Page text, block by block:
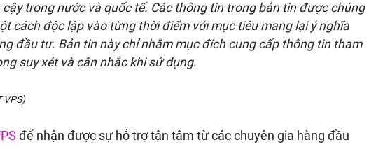
trong nước và quốc tế. Các thông tin trong bản tin được chúng
cách độc lập vào từng thời điểm với mục tiêu mang lại ý nghĩa
đầu tư. Bản tin này chỉ nhằm mục đích cung cấp thông tin tham
suy xét và cân nhắc khi sử dụng.
VPS)
để nhận được sự hỗ trợ tận tâm từ các chuyên gia hàng đầu